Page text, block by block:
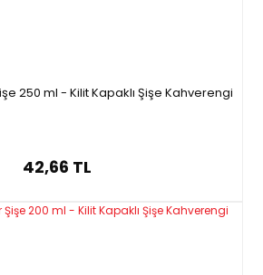
250 ml - Kilit Kapaklı Şişe Kahverengi
42,66 TL